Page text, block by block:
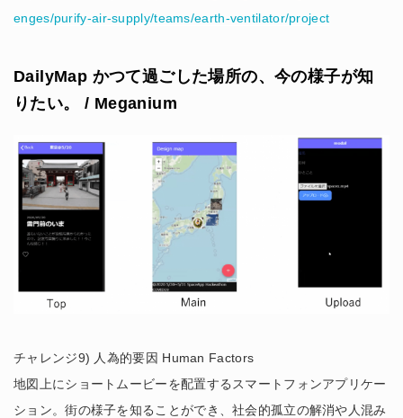
enges/purify-air-supply/teams/earth-ventilator/project
DailyMap かつて過ごした場所の、今の様子が知
りたい。 / Meganium
チャレンジ9) 人為的要因 Human Factors
地図上にショートムービーを配置するスマートフォンアプリケー
ション。街の様子を知ることができ、社会的孤立の解消や人混み